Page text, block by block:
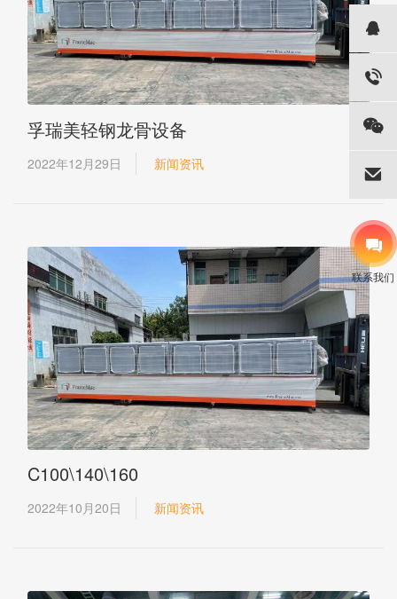
孚瑞美轻钢龙骨设备
2022年12月29日 新闻资讯
C100\140\160
2022年10月20日 新闻资讯
联系我们